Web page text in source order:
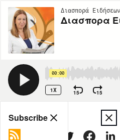
Διασπορά
00:00
1X 15 15
Share
Subscribe